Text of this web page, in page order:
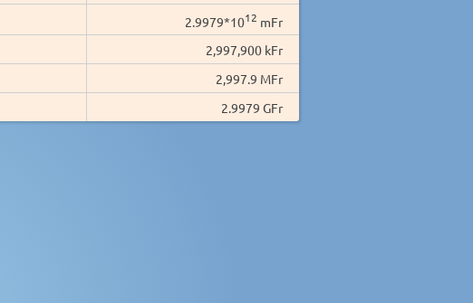
2.9979*1012 mFr
2,997,900 kFr
2,997.9 MFr
2.9979 GFr